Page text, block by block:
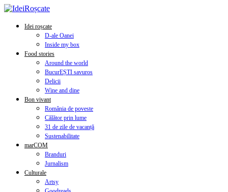
Idei roșcate
D-ale Oanei
Inside my box
Food stories
Around the world
BucurEȘTI savuros
Delicii
Wine and dine
Bon vivant
România de poveste
Călător prin lume
31 de zile de vacanță
Sustenabilitate
marCOM
Branduri
Jurnalism
Culturale
Artsy